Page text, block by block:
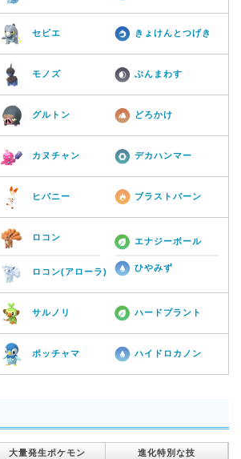
セビエ きょけんとつげき
モノズ ぶんまわす
グルトン どろかけ
カヌチャン デカハンマー
ヒバニー ブラストバーン
ロコン
ロコン(アローラ)
エナジーボール
ひやみず
サルノリ ハードプラント
ポッチャマ ハイドロカノン
大量発生ポケモン 進化特別な技